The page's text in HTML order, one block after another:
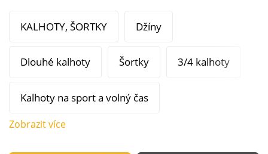
KALHOTY, ŠORTKY Džíny
Dlouhé kalhoty Šortky 3/4 kalhoty
Kalhoty na sport a volný čas
Zobrazit více